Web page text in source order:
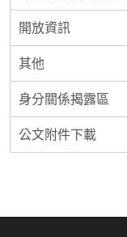
開放資訊
其他
身分關係揭露區
公文附件下載